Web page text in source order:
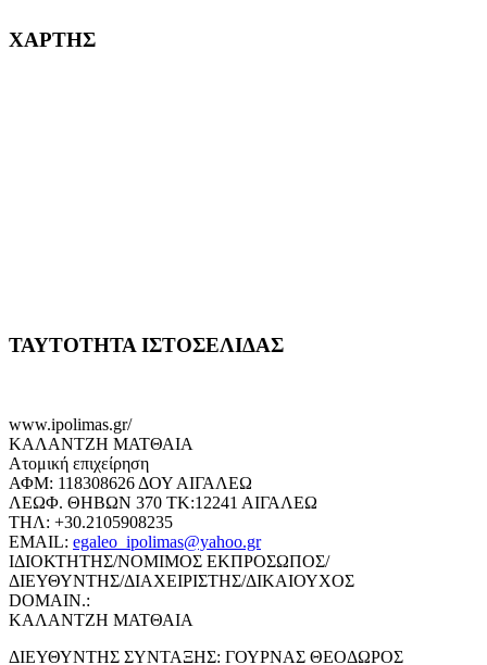
ΧΑΡΤΗΣ
ΤΑΥΤΟΤΗΤΑ ΙΣΤΟΣΕΛΙΔΑΣ
www.ipolimas.gr/
ΚΑΛΑΝΤΖΗ ΜΑΤΘΑΙΑ
Ατομική επιχείρηση
ΑΦΜ: 118308626 ΔΟΥ ΑΙΓΑΛΕΩ
ΛΕΩΦ. ΘΗΒΩΝ 370 ΤΚ:12241 ΑΙΓΑΛΕΩ
ΤΗΛ: +30.2105908235
EMAIL: egaleo_ipolimas@yahoo.gr
ΙΔΙΟΚΤΗΤΗΣ/ΝΟΜΙΜΟΣ ΕΚΠΡΟΣΩΠΟΣ/
ΔΙΕΥΘΥΝΤΗΣ/ΔΙΑΧΕΙΡΙΣΤΗΣ/ΔΙΚΑΙΟΥΧΟΣ
DOMAIN.:
ΚΑΛΑΝΤΖΗ ΜΑΤΘΑΙΑ
ΔΙΕΥΘΥΝΤΗΣ ΣΥΝΤΑΞΗΣ: ΓΟΥΡΝΑΣ ΘΕΟΔΩΡΟΣ